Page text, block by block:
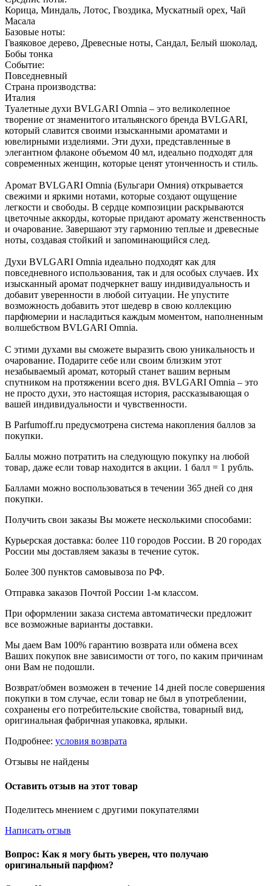
Корица, Миндаль, Лотос, Гвоздика, Мускатный орех, Чай
Масала
Базовые ноты:
Гваяковое дерево, Древесные ноты, Сандал, Белый шоколад,
Бобы тонка
Событие:
Повседневный
Страна производства:
Италия
Туалетные духи BVLGARI Omnia – это великолепное
творение от знаменитого итальянского бренда BVLGARI,
который славится своими изысканными ароматами и
ювелирными изделиями. Эти духи, представленные в
элегантном флаконе объемом 40 мл, идеально подходят для
современных женщин, которые ценят утонченность и стиль.
Аромат BVLGARI Omnia (Бульгари Омния) открывается
свежими и яркими нотами, которые создают ощущение
легкости и свободы. В сердце композиции раскрываются
цветочные аккорды, которые придают аромату женственность
и очарование. Завершают эту гармонию теплые и древесные
ноты, создавая стойкий и запоминающийся след.
Духи BVLGARI Omnia идеально подходят как для
повседневного использования, так и для особых случаев. Их
изысканный аромат подчеркнет вашу индивидуальность и
добавит уверенности в любой ситуации. Не упустите
возможность добавить этот шедевр в свою коллекцию
парфюмерии и насладиться каждым моментом, наполненным
волшебством BVLGARI Omnia.
С этими духами вы сможете выразить свою уникальность и
очарование. Подарите себе или своим близким этот
незабываемый аромат, который станет вашим верным
спутником на протяжении всего дня. BVLGARI Omnia – это
не просто духи, это настоящая история, рассказывающая о
вашей индивидуальности и чувственности.
В Parfumoff.ru предусмотрена система накопления баллов за
покупки.
Баллы можно потратить на следующую покупку на любой
товар, даже если товар находится в акции. 1 балл = 1 рубль.
Баллами можно воспользоваться в течении 365 дней со дня
покупки.
Получить свои заказы Вы можете несколькими способами:
Курьерская доставка: более 110 городов России. В 20 городах
России мы доставляем заказы в течение суток.
Более 300 пунктов самовывоза по РФ.
Отправка заказов Почтой России 1-м классом.
При оформлении заказа система автоматически предложит
все возможные варианты доставки.
Мы даем Вам 100% гарантию возврата или обмена всех
Ваших покупок вне зависимости от того, по каким причинам
они Вам не подошли.
Возврат/обмен возможен в течение 14 дней после совершения
покупки в том случае, если товар не был в употреблении,
сохранены его потребительские свойства, товарный вид,
оригинальная фабричная упаковка, ярлыки.
Подробнее: условия возврата
Отзывы не найдены
Оставить отзыв на этот товар
Поделитесь мнением с другими покупателями
Написать отзыв
Вопрос: Как я могу быть уверен, что получаю
оригинальный парфюм?